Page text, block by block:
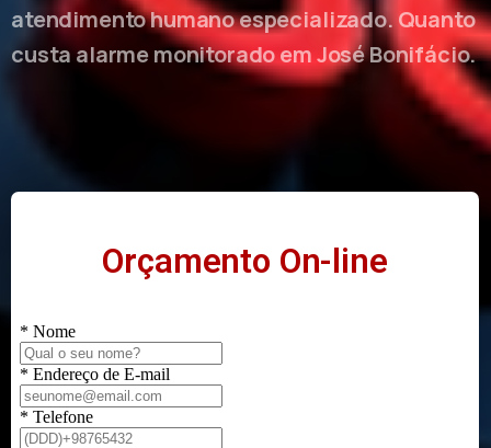
atendimento humano especializado. Quanto
custa alarme monitorado em José Bonifácio.
Orçamento On-line